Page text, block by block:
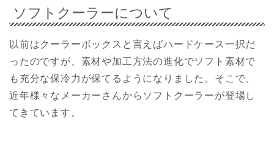
ソフトクーラーについて
以前はクーラーボックスと言えばハードケース一択だ
ったのですが、素材や加工方法の進化でソフト素材で
も充分な保冷力が保てるようになりました。そこで、
近年様々なメーカーさんからソフトクーラーが登場し
てきています。